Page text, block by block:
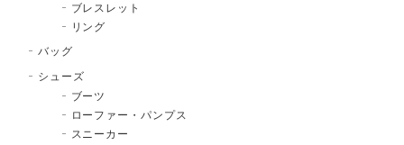
ブレスレット
リング
バッグ
シューズ
ブーツ
ローファー・パンプス
スニーカー